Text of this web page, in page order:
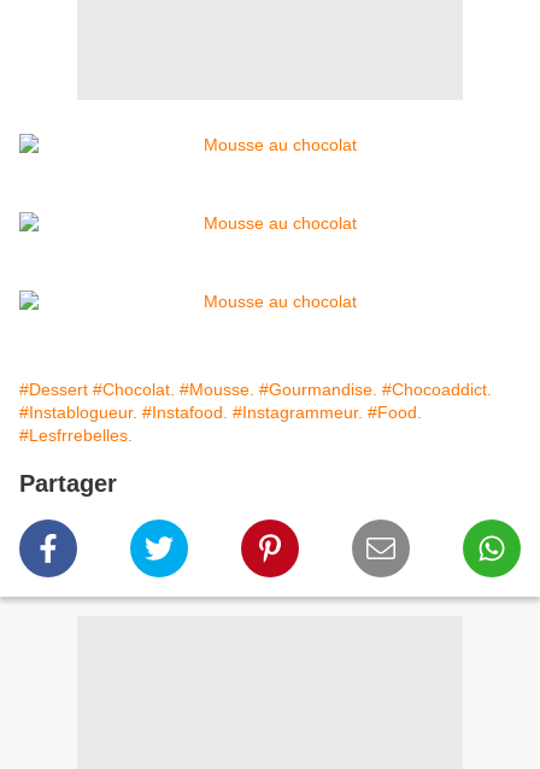
#Dessert #Chocolat. #Mousse. #Gourmandise. #Chocoaddict.
#Instablogueur. #Instafood. #Instagrammeur. #Food.
#Lesfrrebelles.
Partager